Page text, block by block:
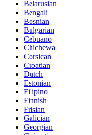
Belarusian
Bengali
Bosnian
Bulgarian
Cebuano
Chichewa
Corsican
Croatian
Dutch
Estonian
Filipino
Finnish
Frisian
Galician
Georgian